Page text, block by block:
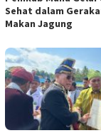
Sehat dalam
Makan Jagung